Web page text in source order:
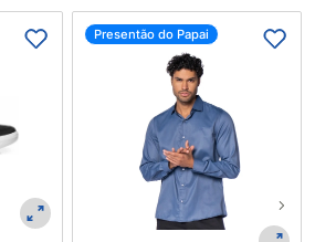
Presentão do Papai